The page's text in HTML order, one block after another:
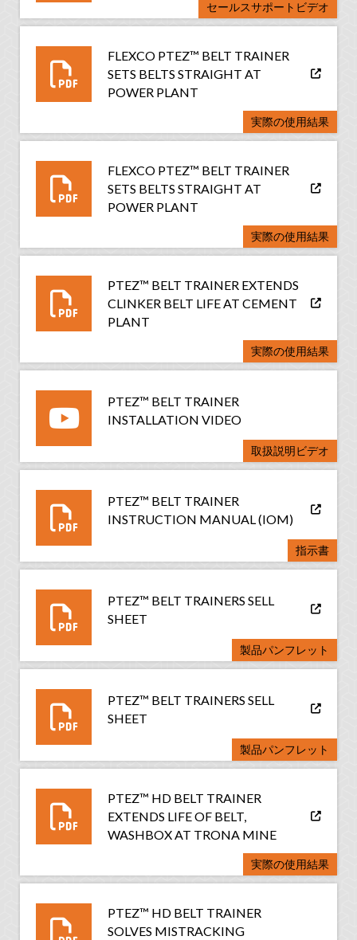
セールスサポートビデオ
FLEXCO PTEZ™ BELT TRAINER
SETS BELTS STRAIGHT AT
POWER PLANT
実際の使用結果
FLEXCO PTEZ™ BELT TRAINER
SETS BELTS STRAIGHT AT
POWER PLANT
実際の使用結果
PTEZ™ BELT TRAINER EXTENDS
CLINKER BELT LIFE AT CEMENT
PLANT
実際の使用結果
PTEZ™ BELT TRAINER
INSTALLATION VIDEO
取扱説明ビデオ
PTEZ™ BELT TRAINER
INSTRUCTION MANUAL (IOM)
指示書
PTEZ™ BELT TRAINERS SELL
SHEET
製品パンフレット
PTEZ™ BELT TRAINERS SELL
SHEET
製品パンフレット
PTEZ™ HD BELT TRAINER
EXTENDS LIFE OF BELT,
WASHBOX AT TRONA MINE
実際の使用結果
PTEZ™ HD BELT TRAINER
SOLVES MISTRACKING